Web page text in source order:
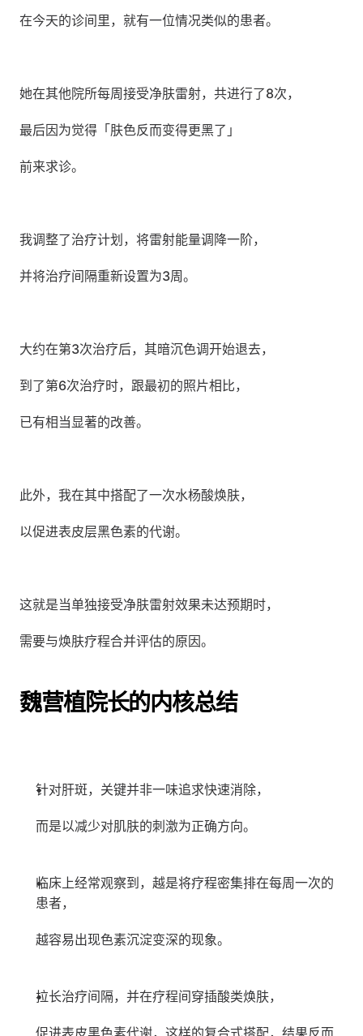
在今天的诊间里，就有一位情况类似的患者。
她在其他院所每周接受净肤雷射，共进行了8次，
最后因为觉得「肤色反而变得更黑了」
前来求诊。
我调整了治疗计划，将雷射能量调降一阶，
并将治疗间隔重新设置为3周。
大约在第3次治疗后，其暗沉色调开始退去，
到了第6次治疗时，跟最初的照片相比，
已有相当显著的改善。
此外，我在其中搭配了一次水杨酸焕肤，
以促进表皮层黑色素的代谢。
这就是当单独接受净肤雷射效果未达预期时，
需要与焕肤疗程合并评估的原因。
魏营植院长的内核总结
针对肝斑，关键并非一味追求快速消除，
而是以减少对肌肤的刺激为正确方向。
临床上经常观察到，越是将疗程密集排在每周一次的
患者，
越容易出现色素沉淀变深的现象。
拉长治疗间隔，并在疗程间穿插酸类焕肤，
促进表皮黑色素代谢，这样的复合式搭配，结果反而